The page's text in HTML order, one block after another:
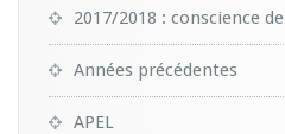
2017/2018 : conscience
Années précédentes
APEL